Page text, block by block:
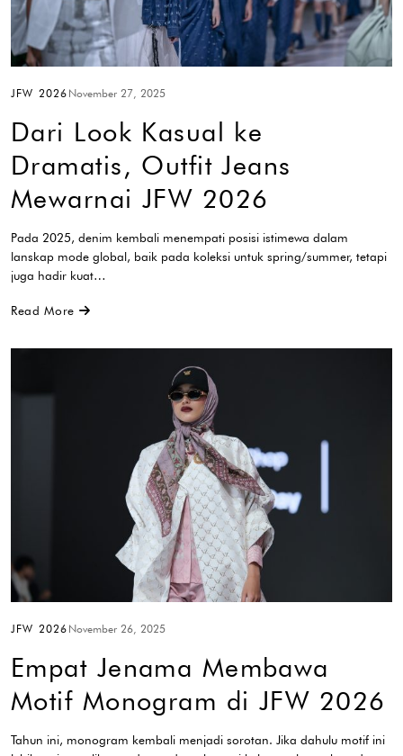
JFW 2026 November 27, 2025
Dari Look Kasual ke
Dramatis, Outfit Jeans
Mewarnai JFW 2026
Pada 2025, denim kembali menempati posisi istimewa dalam
lanskap mode global, baik pada koleksi untuk spring/summer, tetapi
juga hadir kuat…
Read More
JFW 2026 November 26, 2025
Empat Jenama Membawa
Motif Monogram di JFW 2026
Tahun ini, monogram kembali menjadi sorotan. Jika dahulu motif ini